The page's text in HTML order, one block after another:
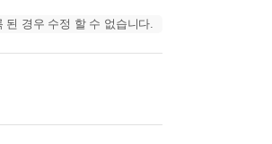
된 경우 수정 할 수 없습니다.